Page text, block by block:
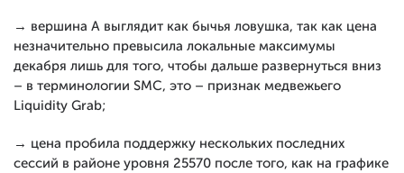
→ вершина А выглядит как бычья ловушка, так как цена
незначительно превысила локальные максимумы
декабря лишь для того, чтобы дальше развернуться вниз
– в терминологии SMC, это – признак медвежьего
Liquidity Grab;
→ цена пробила поддержку нескольких последних
сессий в районе уровня 25570 после того, как на графике